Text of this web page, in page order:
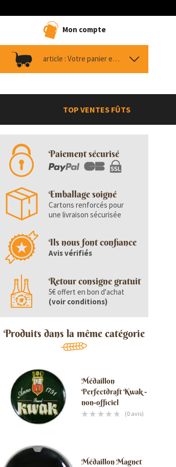
Mon compte
article : Votre panier est vide
TOP VENTES FÛTS
Paiement sécurisé
Emballage soigné
Cartons renforcés pour
une livraison sécurisée
Ils nous font confiance
Avis vérifiés
Retour consigne gratuit
5€ offert en bon d'achat
(voir conditions)
Produits dans la même catégorie
Médaillon
Perfectdraft Kwak -
non-officiel
(0 avis)
Médaillon Magnet